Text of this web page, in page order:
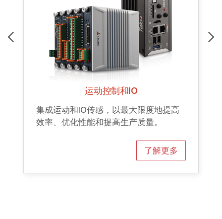
运动控制和IO
集成运动和IO传感，以最大限度地提高
效率、优化性能和提高生产质量。
了解更多